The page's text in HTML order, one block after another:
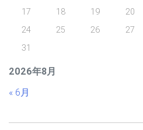
2026年8月
17
18 19 20
24
25 26 27
31
« 6月